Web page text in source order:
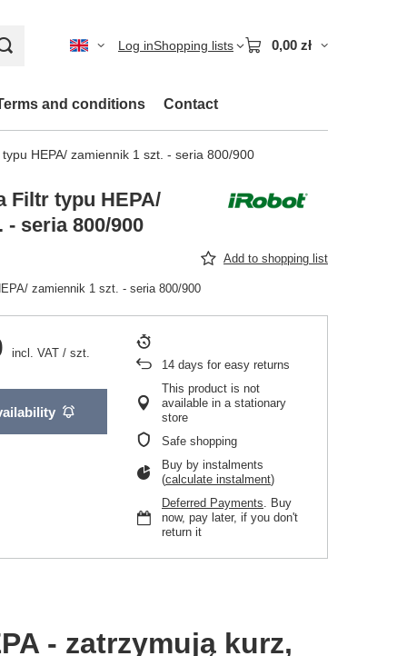
Log inShopping lists 0,00 zł
and conditions Contact
HEPA/ zamiennik 1 szt. - seria 800/900
Filtr typu HEPA/
seria 800/900
Add to shopping list
zamiennik 1 szt. - seria 800/900
incl. VAT / szt.
14 days for easy returns
This product is not
available in a stationary
store
Safe shopping
Buy by instalments
(calculate instalment)
Deferred Payments. Buy
now, pay later, if you don't
return it
- zatrzymują kurz,